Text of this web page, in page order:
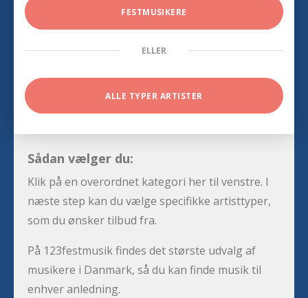
FESTMUSIKERE
ELLER
ALLE TYPER ARTISTER
Sådan vælger du:
Klik på en overordnet kategori her til venstre. I
næste step kan du vælge specifikke artisttyper,
som du ønsker tilbud fra.
På 123festmusik findes det største udvalg af
musikere i Danmark, så du kan finde musik til
enhver anledning.